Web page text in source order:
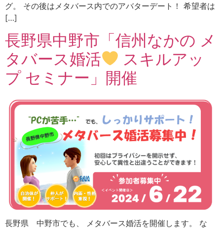
グ。 その後はメタバース内でのアバターデート！ 希望者は
[…]
長野県中野市「信州なかの メ
タバース婚活
スキルアッ
プ セミナー」開催
長野県 中野市でも、 メタバース婚活を開催します。 な